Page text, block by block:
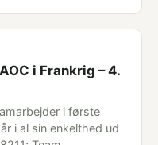
i Frankrig – 4.
i første
i al sin enkelthed ud